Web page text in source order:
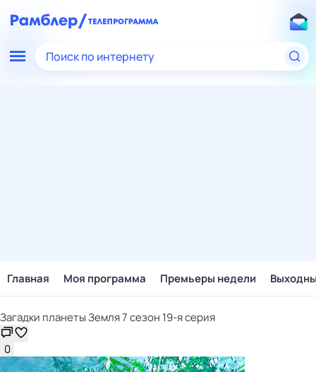
Поиск по интернету
Главная Моя программа Премьеры недели
Загадки планеты Земля 7 сезон 19-я серия
0